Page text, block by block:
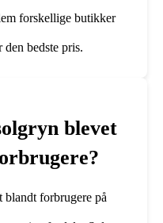
forskellige butikker
bedste pris.
blevet
forbrugere på